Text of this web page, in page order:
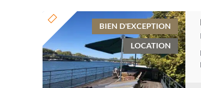
BIEN D'EXCEPTION
LOCATION